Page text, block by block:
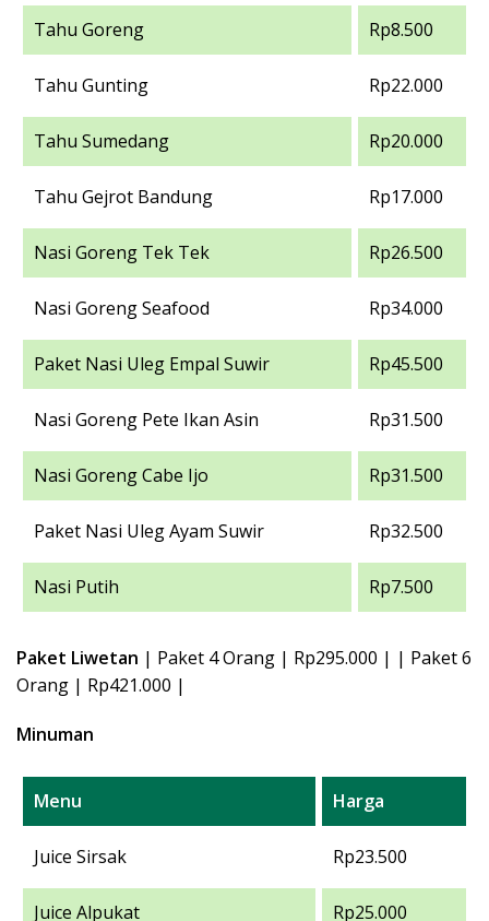
Tahu Goreng Rp8.500
Tahu Gunting Rp22.000
Tahu Sumedang Rp20.000
Tahu Gejrot Bandung Rp17.000
Nasi Goreng Tek Tek Rp26.500
Nasi Goreng Seafood Rp34.000
Paket Nasi Uleg Empal Suwir Rp45.500
Nasi Goreng Pete Ikan Asin Rp31.500
Nasi Goreng Cabe Ijo Rp31.500
Paket Nasi Uleg Ayam Suwir Rp32.500
Nasi Putih Rp7.500
Paket Liwetan | Paket 4 Orang | Rp295.000 | | Paket 6
Orang | Rp421.000 |
Minuman
Menu Harga
Juice Sirsak Rp23.500
Juice Alpukat Rp25.000